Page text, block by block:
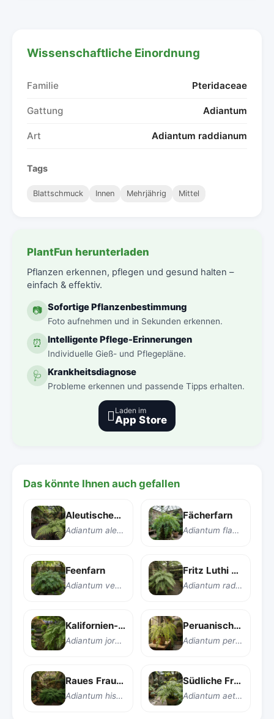
Wissenschaftliche Einordnung
Familie Pteridaceae
Gattung Adiantum
Art Adiantum raddianum
Tags
Blattschmuck Innen Mehrjährig Mittel
PlantFun herunterladen
Pflanzen erkennen, pflegen und gesund halten –
einfach & effektiv.
📷 Sofortige Pflanzenbestimmung
Foto aufnehmen und in Sekunden erkennen.
⏰ Intelligente Pflege-Erinnerungen
Individuelle Gieß- und Pflegepläne.
🩺 Krankheitsdiagnose
Probleme erkennen und passende Tipps erhalten.
 Laden im
App Store
Das könnte Ihnen auch gefallen
Aleutisches Frauenhaarfarn
Adiantum aleuticum
Fächerfarn
Adiantum flagrants
Feenfarn
Adiantum venustum
Fritz Luthi Haarfarn
Adiantum raddianum 'Fritz Luthi'
Kalifornien-Frauenhaarfarn
Adiantum jordanii
Peruanischer Venusfarn
Adiantum peruvianum
Raues Frauenhaar
Adiantum hispidulum
Südliche Frauenhaarfarn
Adiantum aethiopicum